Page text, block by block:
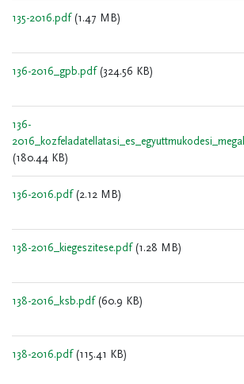
135-2016.pdf (1.47 MB)
136-2016_gpb.pdf (324.56 KB)
136-
(180.44 KB)
136-2016.pdf (2.12 MB)
138-2016_kiegeszitese.pdf (1.28 MB)
138-2016_ksb.pdf (60.9 KB)
138-2016.pdf (115.41 KB)